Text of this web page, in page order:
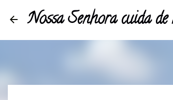
Nossa Senhora cuida